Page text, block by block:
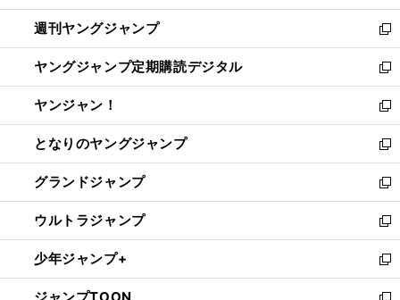
開
く
ウ
で
開
く
ン
ド
ウ
で
開
く
ウ
ィ
ン
ド
ウ
で
開
く
週刊ヤングジャンプ
新
し
い
ウ
ィ
ン
ド
ウ
で
開
く
ヤングジャンプ定期購読デジタル
新
し
い
ウ
ィ
ン
ド
ウ
で
開
く
ヤンジャン！
新
し
い
ウ
ィ
ン
ド
ウ
で
開
く
となりのヤングジャンプ
新
し
い
ウ
ィ
ン
ド
ウ
グランドジャンプ
新
し
い
ウ
ィ
ン
ウルトラジャンプ
新
し
い
ウ
少年ジャンプ+
新
し